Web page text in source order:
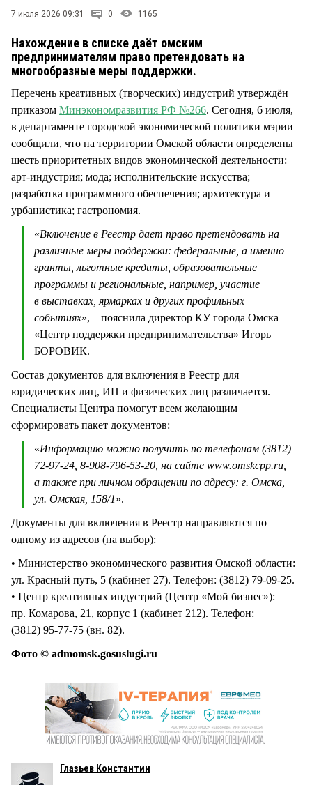
7 июля 2026 09:31 0 1165
Нахождение в списке даёт омским
предпринимателям право претендовать на
многообразные меры поддержки.
Перечень креативных (творческих) индустрий утверждён
приказом Минэкономразвития РФ №266. Сегодня, 6 июля,
в департаменте городской экономической политики мэрии
сообщили, что на территории Омской области определены
шесть приоритетных видов экономической деятельности:
арт-индустрия; мода; исполнительские искусства;
разработка программного обеспечения; архитектура и
урбанистика; гастрономия.
«Включение в Реестр дает право претендовать на
различные меры поддержки: федеральные, а именно
гранты, льготные кредиты, образовательные
программы и региональные, например, участие
в выставках, ярмарках и других профильных
событиях», – пояснила директор КУ города Омска
«Центр поддержки предпринимательства» Игорь
БОРОВИК.
Состав документов для включения в Реестр для
юридических лиц, ИП и физических лиц различается.
Специалисты Центра помогут всем желающим
сформировать пакет документов:
«Информацию можно получить по телефонам (3812)
72-97-24, 8-908-796-53-20, на сайте www.omskcpp.ru,
а также при личном обращении по адресу: г. Омска,
ул. Омская, 158/1».
Документы для включения в Реестр направляются по
одному из адресов (на выбор):
• Министерство экономического развития Омской области:
ул. Красный путь, 5 (кабинет 27). Телефон: (3812) 79-09-25.
• Центр креативных индустрий (Центр «Мой бизнес»):
пр. Комарова, 21, корпус 1 (кабинет 212). Телефон:
(3812) 95-77-75 (вн. 82).
Фото © admomsk.gosuslugi.ru
Глазьев Константин